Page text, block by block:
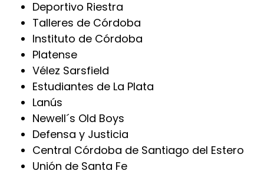
Deportivo Riestra
Talleres de Córdoba
Instituto de Córdoba
Platense
Vélez Sarsfield
Estudiantes de La Plata
Lanús
Newell´s Old Boys
Defensa y Justicia
Central Córdoba de Santiago del Estero
Unión de Santa Fe